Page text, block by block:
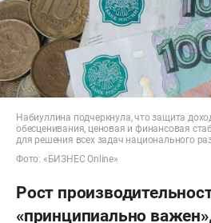
Набиуллина подчеркнула, что защита
обесценивания, ценовая и финансовая
для решения всех задач национального
Фото: «БИЗНЕС Online»
Рост
«принципиально